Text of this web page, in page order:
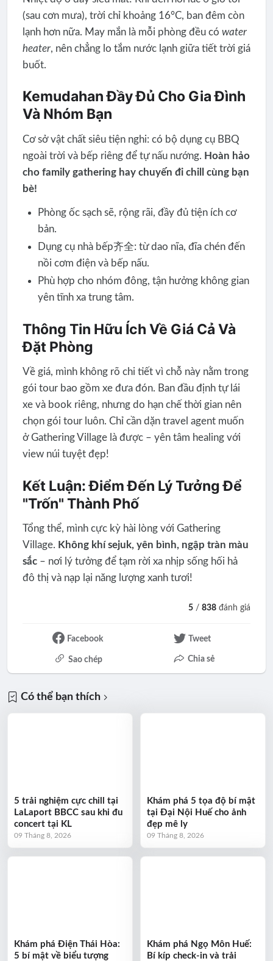
(sau cơn mưa), trời chỉ khoảng 16°C, ban đêm còn
lạnh hơn nữa. May mắn là mỗi phòng đều có water
heater, nên chẳng lo tắm nước lạnh giữa tiết trời giá
buốt.
Kemudahan Đầy Đủ Cho Gia Đình
Và Nhóm Bạn
Cơ sở vật chất siêu tiện nghi: có bộ dụng cụ BBQ
ngoài trời và bếp riêng để tự nấu nướng. Hoàn hảo
cho family gathering hay chuyến đi chill cùng bạn
bè!
Phòng ốc sạch sẽ, rộng rãi, đầy đủ tiện ích cơ
bản.
Dụng cụ nhà bếp齐全: từ dao nĩa, đĩa chén đến
nồi cơm điện và bếp nấu.
Phù hợp cho nhóm đông, tận hưởng không gian
yên tĩnh xa trung tâm.
Thông Tin Hữu Ích Về Giá Cả Và
Đặt Phòng
Về giá, mình không rõ chi tiết vì chỗ này nằm trong
gói tour bao gồm xe đưa đón. Ban đầu định tự lái
xe và book riêng, nhưng do hạn chế thời gian nên
chọn gói tour luôn. Chỉ cần dặn travel agent muốn
ở Gathering Village là được – yên tâm healing với
view núi tuyệt đẹp!
Kết Luận: Điểm Đến Lý Tưởng Để
"Trốn" Thành Phố
Tổng thể, mình cực kỳ hài lòng với Gathering
Village. Không khí sejuk, yên bình, ngập tràn màu
sắc– nơi lý tưởng để tạm rời xa nhịp sống hối hả
đô thị và nạp lại năng lượng xanh tươi!
5 /838 đánh giá
Facebook Tweet
Sao chép Chia sẻ
Có thể bạn thích
5 trải nghiệm cực chill tại
LaLaport BBCC sau khi đu
concert tại KL
09 Tháng 8, 2026
Khám phá 5 tọa độ bí mật
tại Đại Nội Huế cho ảnh
đẹp mê ly
09 Tháng 8, 2026
Khám phá Điện Thái Hòa:
5 bí mật về biểu tượng
Khám phá Ngọ Môn Huế:
Bí kíp check-in và trải